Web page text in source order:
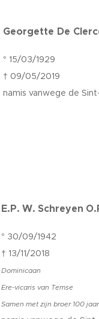
Georgette De
° 15/03/1929
† 09/05/2019
namis vanwege de
E.P. W. Schreyen
° 30/09/1942
† 13/11/2018
Dominicaan
Ere-vicaris van Temse
Samen met zijn broer 100